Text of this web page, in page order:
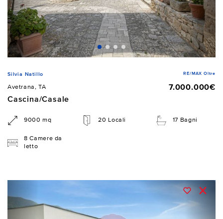
Silvia Natillo RE/MAX Oltre
Avetrana, TA
7.000.000€
Cascina/Casale
9000 mq 20 Locali 17 Bagni
8 Camere da
letto